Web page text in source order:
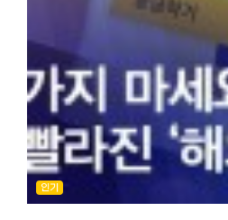
●단점: 메일로 일본어 상담이어서 답
일본어가 안될 경우 답답할 수 있다.
★월드패밀리도 아래 링크에서 500
기본 설정된 환율이 저렴＋수수료 할
송금할 수 있습니다.
일한모 한정! 월드패밀리 500엔 캐쉬
https://
월드패밀리 송금의 메리트와 사용법,
https://korean.co.jp/life2/306
◆SBJ 원터치 익스프레스 송금:
신한은행 일본법인 SBJ은행의 한국
송금신청까지 SBJ은행 앱상에서 비
신분증 이미지를 가지고 있으면 그것
때문에 매우 편리합니다.
저도 부모님이 기계치신데 이 대응으
오전에 아버지의 신분증을 보냈더니
(2024년 1월 3일 시점, 10만엔 송금,
보통 1~2시간 내 송금이 완료되기 때
빠르게 답변해주는 점도 WISE 등 다
추천 포인트 정리 포인트①: 수수료가 가장 저렴하다(500엔까지 10만엔)
포인트②: 방문이 필요 없고 받는 사람
포인트③ : 전문 직원이 문의에 대해
우대조건에 따라 상이) 이건 수취인
한사람의 한도액입니다. 거액 송금
직접 확인한 바, 대부분의 일본은행
있지 않다고 합니다. 다만, 천만엔이
전화가 오며 송금자와 어떤 관계인지
구매시 계약서를 이메일로 요구합니
간이번역해서 보냈고 보낸 즉시 송
거액 송금은 신고가 필요
일본으로 거액의 재산 반출시 한국은
인터넷 송금을 이용하면 소액 송금이
수수료가 싸며 편리하지만 1일한도
따라 상이), 범죄 예방을 위한 여러가
인기